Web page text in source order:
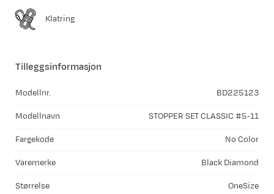
Tilleggsinformasjon
Modellnr. BD225123
Modellnavn STOPPER SET CLASSIC #5-11
Fargekode No Color
Varemerke Black Diamond
Størrelse OneSize
Klatring